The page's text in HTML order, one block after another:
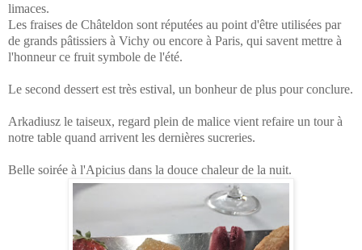
limaces.
Les fraises de Châteldon sont réputées au point d'être utilisées par
de grands pâtissiers à Vichy ou encore à Paris, qui savent mettre à
l'honneur ce fruit symbole de l'été.
Le second dessert est très estival, un bonheur de plus pour conclure.
Arkadiusz le taiseux, regard plein de malice vient refaire un tour à
notre table quand arrivent les dernières sucreries.
Belle soirée à l'Apicius dans la douce chaleur de la nuit.